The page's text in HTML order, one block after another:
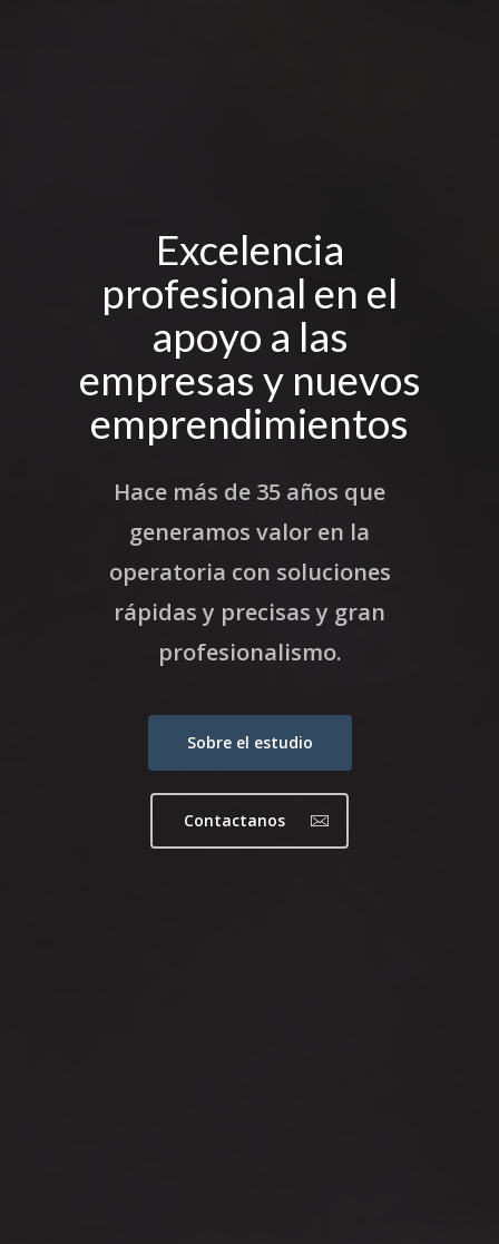
Excelencia
profesional en el
apoyo a las
empresas y nuevos
emprendimientos
Hace más de 35 años que
generamos valor en la
operatoria con soluciones
rápidas y precisas y gran
profesionalismo.
Sobre el estudio
Contactanos